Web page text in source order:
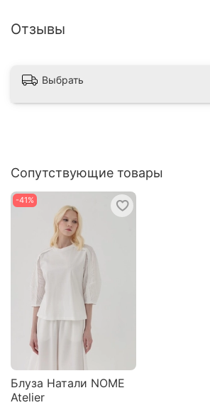
Отзывы
Выбрать
Сопутствующие товары
-41%
Блуза Натали NOME
Atelier